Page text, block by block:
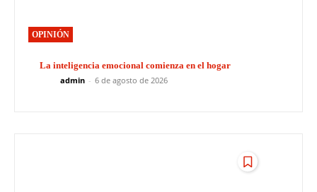
OPINIÓN
La inteligencia emocional comienza en el hogar
admin - 6 de agosto de 2026